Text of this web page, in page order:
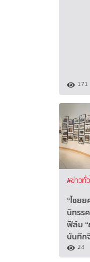
171
#ข่าวทั่
“ไชย
นิทรร
ฟิล์ม
บันทึ
24